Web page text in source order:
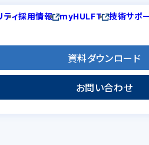
ティ採用情報 myHULFT 技術サポ
資料ダウンロード
お問い合わせ